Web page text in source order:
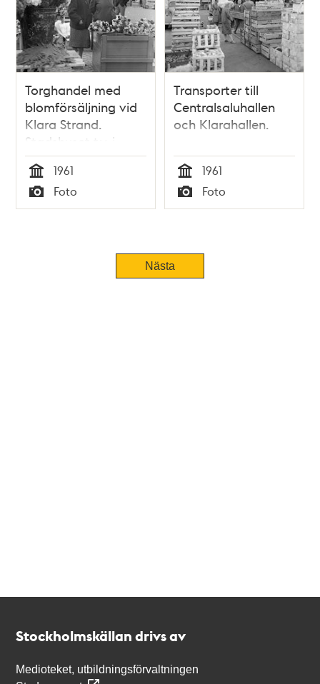
Torghandel med
blomförsäljning vid
Klara Strand.
Stadshuset t.v. i
fonden.
Tid
1961
Typ
Foto
Transporter till
Centralsaluhallen
och Klarahallen.
Tid
1961
Typ
Foto
Nästa
Stockholmskällan drivs av
Medioteket, utbildningsförvaltningen